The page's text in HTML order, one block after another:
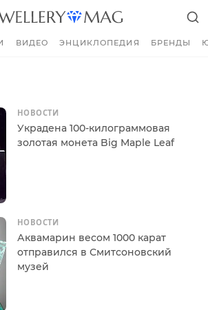
ВИДЕО ЭНЦИКЛОПЕДИЯ БРЕНДЫ
НОВОСТИ
Украдена 100-килограммовая
золотая монета Big Maple Leaf
НОВОСТИ
Аквамарин весом 1000 карат
отправился в Смитсоновский
музей